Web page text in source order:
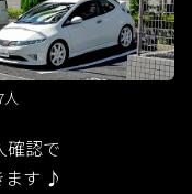
人
確認で
ます ♪